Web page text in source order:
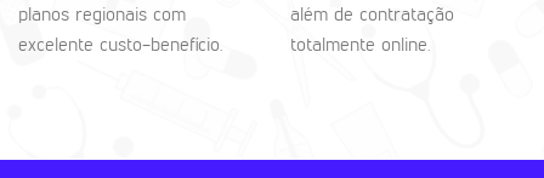
planos regionais com
excelente custo-benefício.
além de contratação
totalmente online.